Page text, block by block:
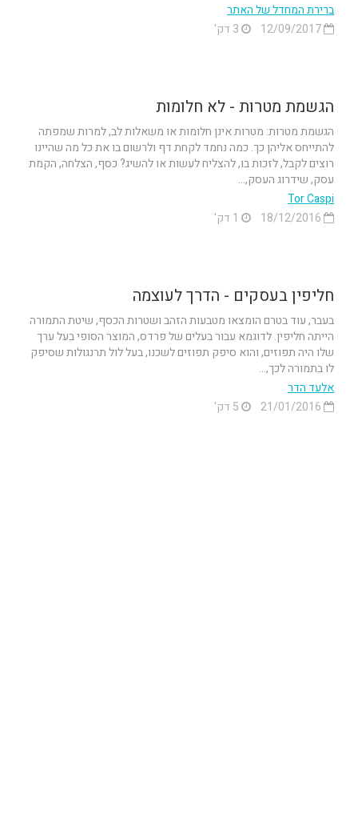
ברירת המחדל של האתר
הגשמת מטרות - לא חלומות
הגשמת מטרות: מטרות אינן חלומות או משאלות לב, למרות שמפתה
להתייחס אליהן כך. כמה נחמד לקחת דף ולרשום בו את כל מה שהיינו
רוצים לקבל, לזכות בו, להצליח לעשות או להשיג? כסף, הצלחה, הקמת
עסק, שידרוג העסק,...
Tor Caspi
חליפין בעסקים - הדרך לעוצמה
בעבר, עוד בטרם הומצאו מטבעות הזהב ושטרות הכסף, שיטת התמורה
הייתה חליפין. לדוגמא עבור בעלים של פרדס, המוצר הסופי בעל ערך
שלו היה תפוזים, והוא סיפק תפוזים לשכנו, בעל לול תרנגולות שסיפק
לו בתמורה לכך,...
אלעד הדר